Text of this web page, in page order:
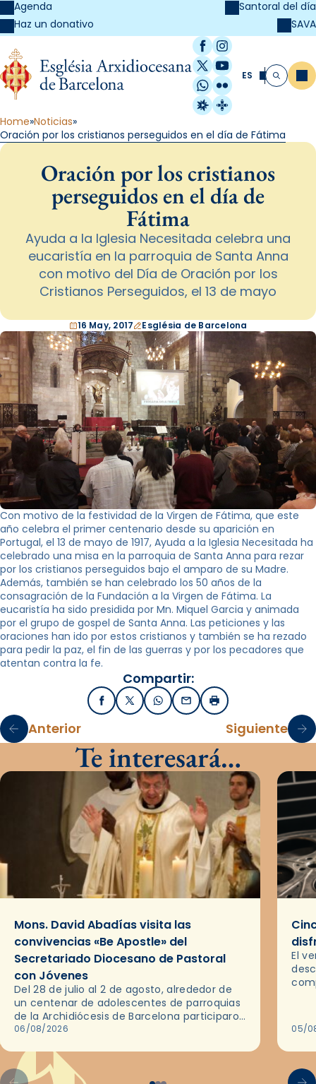
Agenda
Haz un donativo
Santoral del día
SAVA
Facebook
Instagram
X / Twitter
YouTube
WhatsApp
Flickr
Radio Estel
Catalunya
ES Buscar
Home Noticias
Oración por los cristianos perseguidos en el día de Fátima
Oración por los cristianos
perseguidos en el día de
Fátima
Ayuda a la Iglesia Necesitada celebra una
eucaristía en la parroquia de Santa Anna
con motivo del Día de Oración por los
Cristianos Perseguidos, el 13 de mayo
16 May, 2017 Església de Barcelona
Con motivo de la festividad de la Virgen de Fátima, que este
año celebra el primer centenario desde su aparición en
Portugal, el 13 de mayo de 1917, Ayuda a la Iglesia Necesitada ha
celebrado una misa en la parroquia de Santa Anna para rezar
por los cristianos perseguidos bajo el amparo de su Madre.
Además, también se han celebrado los 50 años de la
consagración de la Fundación a la Virgen de Fátima. La
eucaristía ha sido presidida por Mn. Miquel Garcia y animada
por el grupo de gospel de Santa Anna. Las peticiones y las
oraciones han ido por estos cristianos y también se ha rezado
para pedir la paz, el fin de las guerras y por los pecadores que
atentan contra la fe.
Compartir:
FacebookX / TwitterWhatsApp
EmailImprimir
Anterior Siguiente
Te interesará…
Mons. David Abadías visita las
convivencias «Be Apostle» del
Secretariado Diocesano de Pastoral
con Jóvenes
Del 28 de julio al 2 de agosto, alrededor de
un centenar de adolescentes de parroquias
de la Archidiócesis de Barcelona participaron
en las convivencias Be Apostle, organizadas
06/08/2026
El
05/